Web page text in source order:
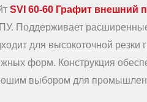
SVI 60-60 Графит внешний
Поддерживает
для высокоточной
форм. Конструкция
выбором для